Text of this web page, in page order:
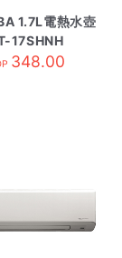
1.7L電熱水壺
17SHNH
348.00